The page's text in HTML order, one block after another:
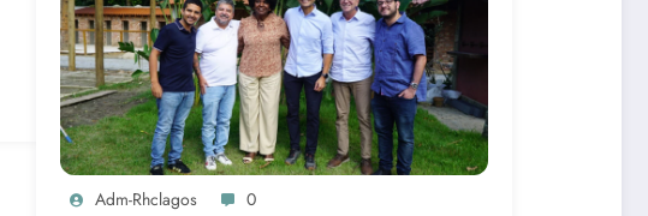
Adm-Rhclagos 0